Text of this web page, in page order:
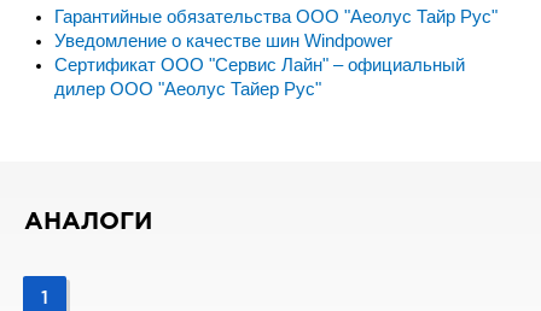
Гарантийные обязательства ООО "Аеолус Тайр Рус"
Уведомление о качестве шин Windpower
Сертификат ООО "Сервис Лайн" – официальный
дилер ООО "Аеолус Тайер Рус"
АНАЛОГИ
1